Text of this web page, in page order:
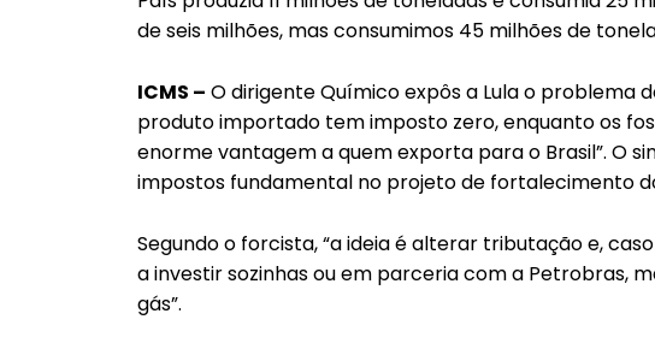
de seis milhões, mas consumimos 45 milhões de
ICMS – O dirigente Químico expôs a Lula o problema
produto importado tem imposto zero, enquanto os
enorme vantagem a quem exporta para o Brasil”. O
impostos fundamental no projeto de fortalecimento
Segundo o forcista, “a ideia é alterar tributação e,
a investir sozinhas ou em parceria com a Petrobras,
gás”.